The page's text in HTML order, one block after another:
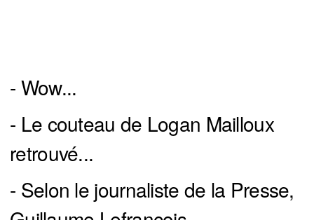
- Wow...
- Le couteau de Logan Mailloux
retrouvé...
- Selon le journaliste de la Presse,